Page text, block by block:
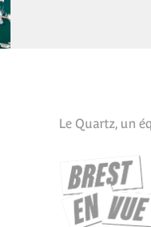
Le Quartz, un